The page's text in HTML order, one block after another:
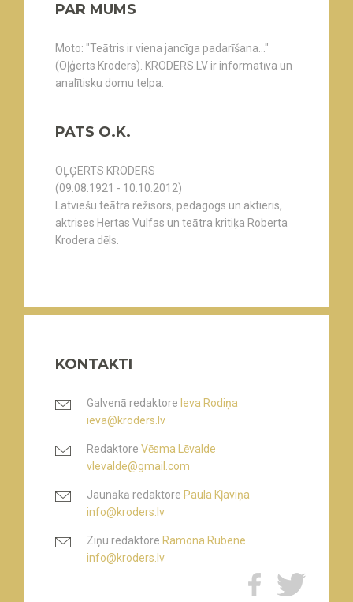
PAR MUMS
Moto: "Teātris ir viena jancīga padarīšana..."
(Oļģerts Kroders). KRODERS.LV ir informatīva un
analītisku domu telpa.
PATS O.K.
OĻĢERTS KRODERS
(09.08.1921 - 10.10.2012)
Latviešu teātra režisors, pedagogs un aktieris,
aktrises Hertas Vulfas un teātra kritiķa Roberta
Krodera dēls.
KONTAKTI
Galvenā redaktore Ieva Rodiņa
ieva@kroders.lv
Redaktore Vēsma Lēvalde
vlevalde@gmail.com
Jaunākā redaktore Paula Kļaviņa
info@kroders.lv
Ziņu redaktore Ramona Rubene
info@kroders.lv